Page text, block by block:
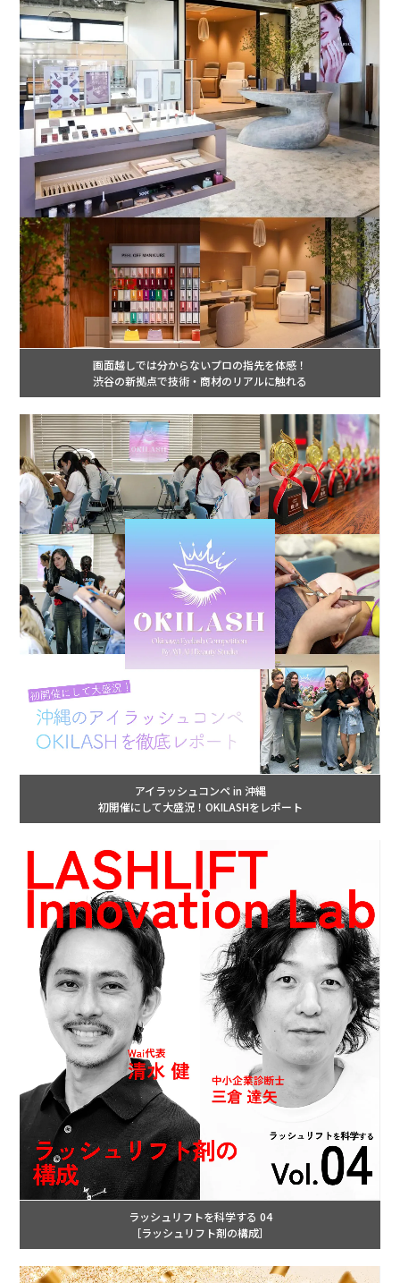
画面越しでは分からないプロの指先を体感！
渋谷の新拠点で技術・商材のリアルに触れる
アイラッシュコンペ in 沖縄
初開催にして大盛況！OKILASHをレポート
ラッシュリフトを科学する 04
［ラッシュリフト剤の構成］